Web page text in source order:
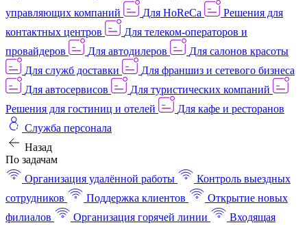
управляющих компаний
Для HoReCa
Решения для
контактных центров
Для телеком-операторов и
провайдеров
Для автодилеров
Для салонов красоты
Для служб доставки
Для франшиз и сетевого бизнеса
Для автосервисов
Для туристических компаний
Решения для гостиниц и отелей
Для кафе и ресторанов
Служба персонала
Назад
По задачам
Организация удалённой работы
Контроль выездных
сотрудников
Поддержка клиентов
Открытие новых
филиалов
Организация горячей линии
Входящая